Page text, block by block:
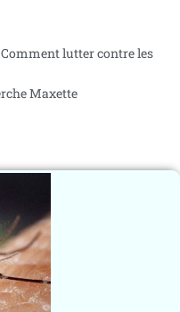
Comment lutter contre les
Maxette